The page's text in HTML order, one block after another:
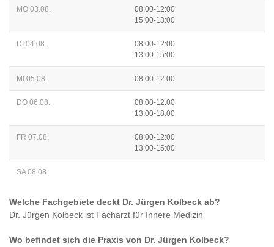
MO 03.08.
08:00-12:00
15:00-13:00
DI 04.08.
08:00-12:00
13:00-15:00
MI 05.08. 08:00-12:00
DO 06.08.
08:00-12:00
13:00-18:00
FR 07.08.
08:00-12:00
13:00-15:00
SA 08.08.
Welche Fachgebiete deckt Dr. Jürgen Kolbeck ab?
Dr. Jürgen Kolbeck ist Facharzt für Innere Medizin
Wo befindet sich die Praxis von Dr. Jürgen Kolbeck?